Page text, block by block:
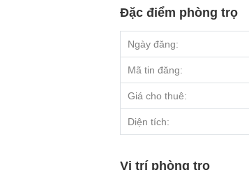
Đặc điểm phòng trọ
Ngày đăng:
Mã tin đăng:
Giá cho thuê:
Diện tích:
Vị trí phòng trọ